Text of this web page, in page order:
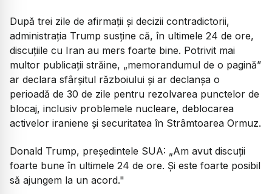
După trei zile de afirmații și decizii contradictorii,
administrația Trump susține că, în ultimele 24 de ore,
discuțiile cu Iran au mers foarte bine. Potrivit mai
multor publicații străine, „memorandumul de o pagină”
ar declara sfârşitul războiului şi ar declanşa o
perioadă de 30 de zile pentru rezolvarea punctelor de
blocaj, inclusiv problemele nucleare, deblocarea
activelor iraniene şi securitatea în Strâmtoarea Ormuz.
Donald Trump, președintele SUA: „Am avut discuții
foarte bune în ultimele 24 de ore. Și este foarte posibil
să ajungem la un acord."